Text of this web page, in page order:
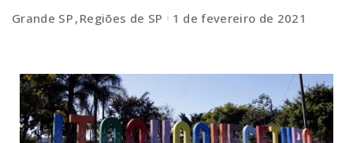
Grande SP Regiões de SP 1 de fevereiro de 2021